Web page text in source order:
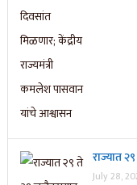
राज्यात
July 28,